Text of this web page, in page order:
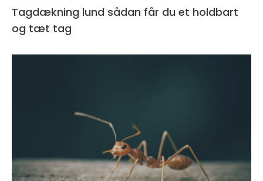
Tagdækning lund sådan får du et holdbart
og tæt tag